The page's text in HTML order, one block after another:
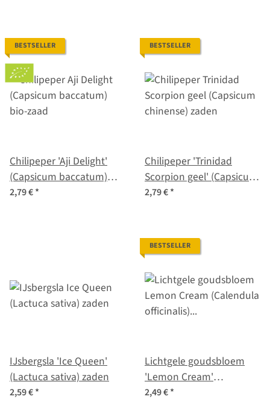
BESTSELLER
Chilipeper 'Aji Delight'
(Capsicum baccatum)
bio-zaad
2,79 €*
BESTSELLER
Chilipeper 'Trinidad
Scorpion geel' (Capsicum
chinense) zaden
2,79 €*
IJsbergsla 'Ice Queen'
(Lactuca sativa) zaden
2,59 €*
BESTSELLER
Lichtgele goudsbloem
'Lemon Cream'
(Calendula officinalis)
2,49 €*